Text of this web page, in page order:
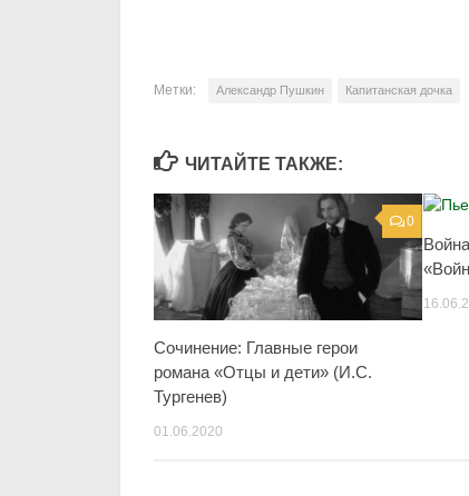
Метки: Александр Пушкин Капитанская дочка
ЧИТАЙТЕ ТАКЖЕ:
0
Сочинение: Главные герои
романа «Отцы и дети» (И.С.
Тургенев)
01.06.2020